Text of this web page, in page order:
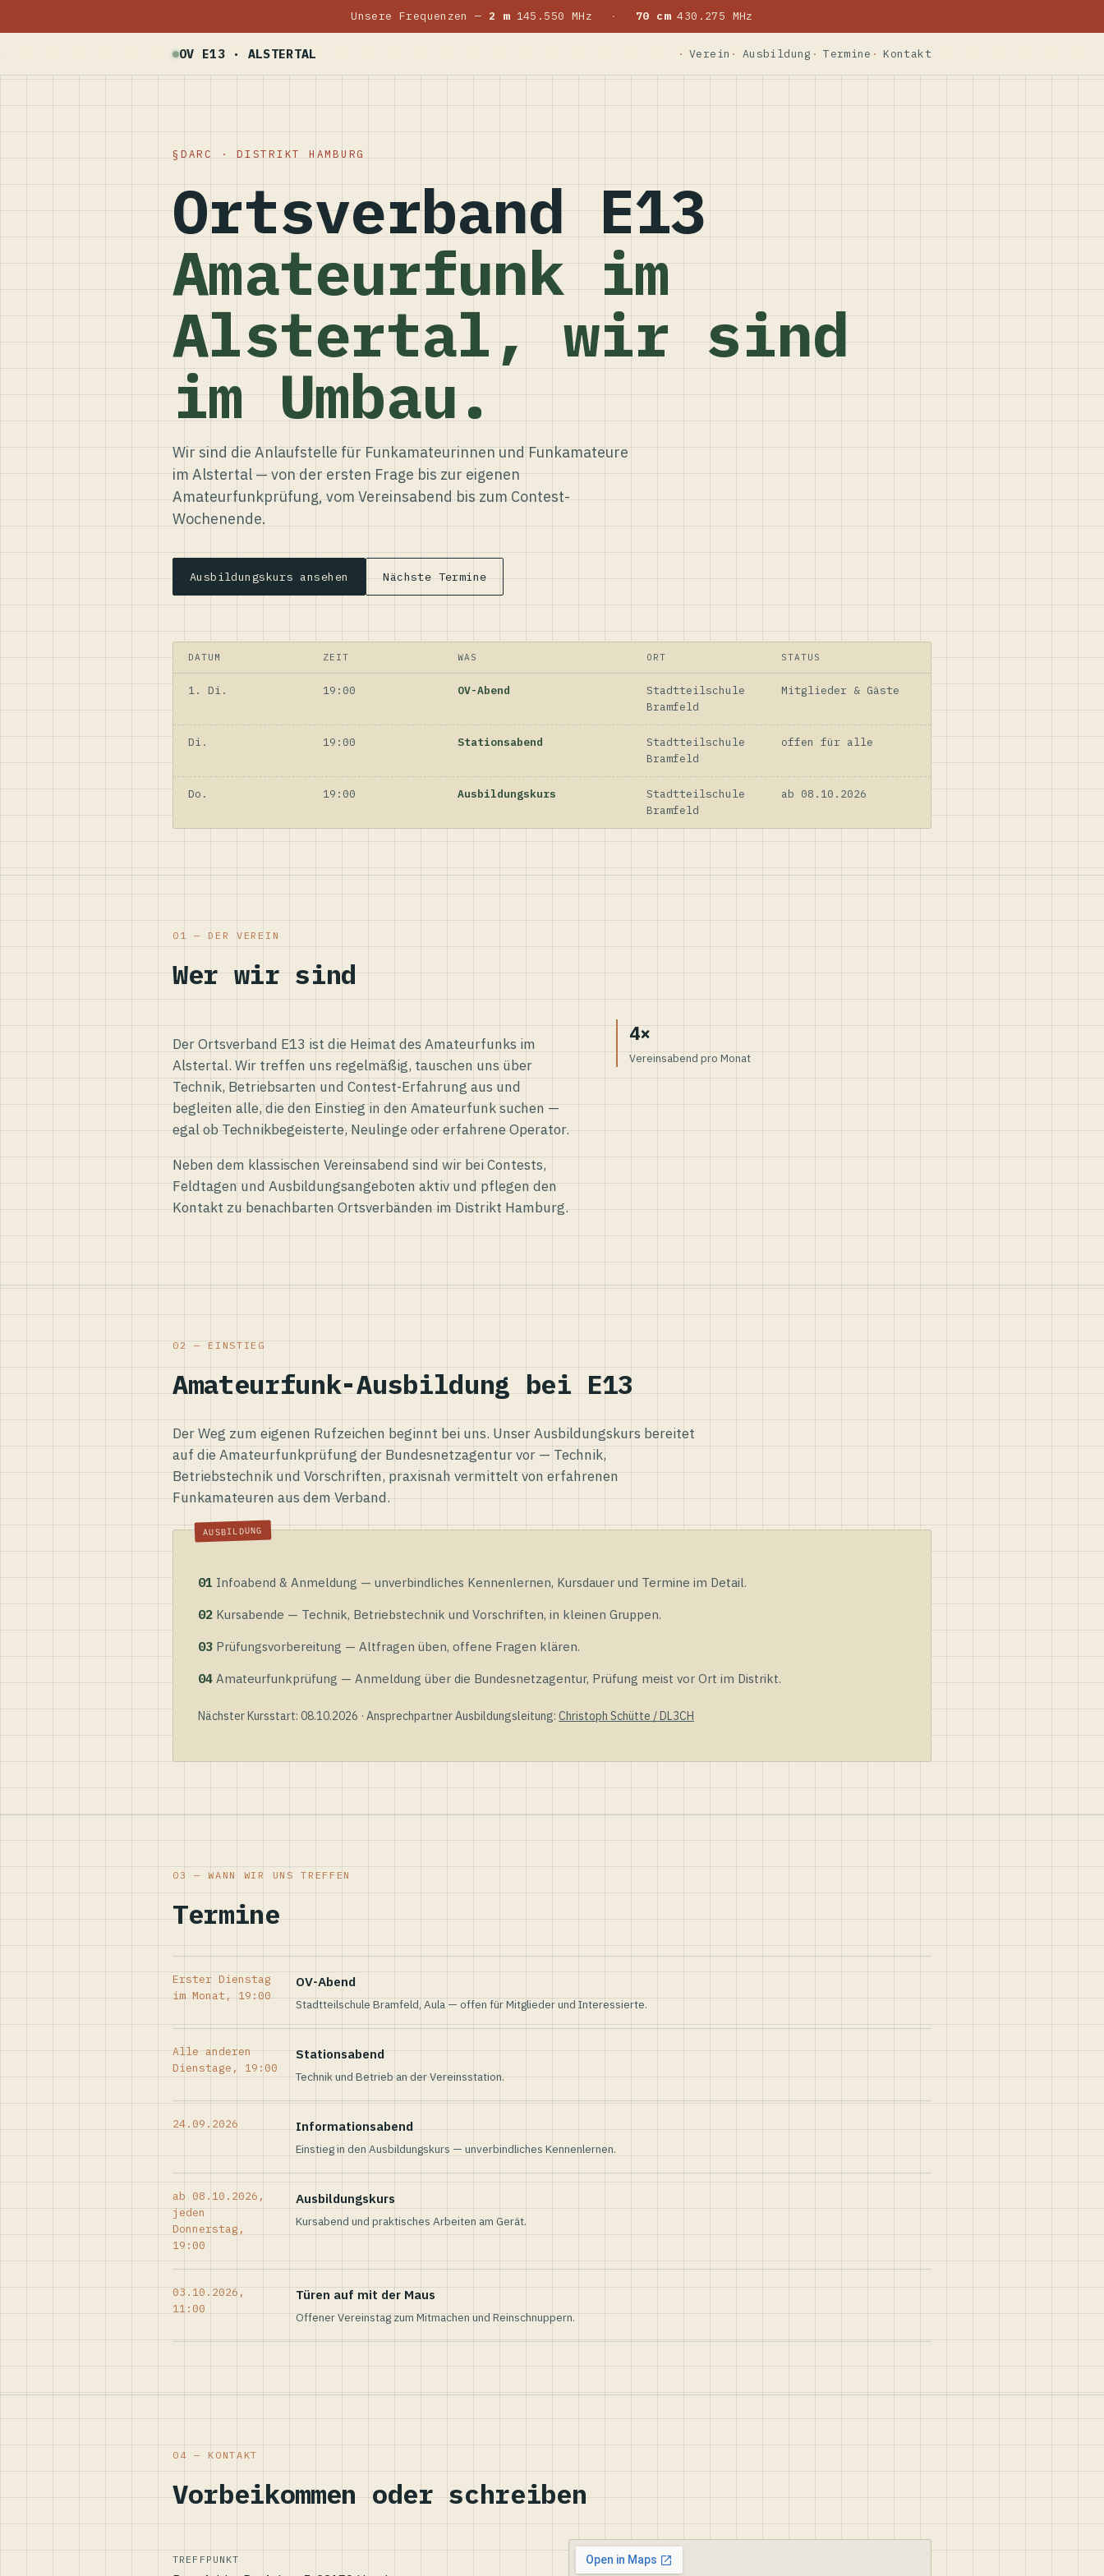
Unsere Frequenzen — 2 m145.550 MHz · 70 cm430.275 MHz
OV E13 · ALSTERTAL Verein Ausbildung Termine Kontakt
DARC · DISTRIKT HAMBURG
Ortsverband E13
Amateurfunk im
Alstertal, wir sind
im Umbau.
Wir sind die Anlaufstelle für Funkamateurinnen und Funkamateure
im Alstertal — von der ersten Frage bis zur eigenen
Amateurfunkprüfung, vom Vereinsabend bis zum Contest-
Wochenende.
Ausbildungskurs ansehen Nächste Termine
DATUM ZEIT WAS ORT STATUS
1. Di. 19:00 OV-Abend
Stadtteilschule
Bramfeld
Mitglieder & Gäste
Di. 19:00 Stationsabend
Stadtteilschule
Bramfeld
offen für alle
Do. 19:00 Ausbildungskurs
Stadtteilschule
Bramfeld
ab 08.10.2026
01 — DER VEREIN
Wer wir sind
Der Ortsverband E13 ist die Heimat des Amateurfunks im
Alstertal. Wir treffen uns regelmäßig, tauschen uns über
Technik, Betriebsarten und Contest-Erfahrung aus und
begleiten alle, die den Einstieg in den Amateurfunk suchen —
egal ob Technikbegeisterte, Neulinge oder erfahrene Operator.
Neben dem klassischen Vereinsabend sind wir bei Contests,
Feldtagen und Ausbildungsangeboten aktiv und pflegen den
Kontakt zu benachbarten Ortsverbänden im Distrikt Hamburg.
4×
Vereinsabend pro Monat
02 — EINSTIEG
Amateurfunk-Ausbildung bei E13
Der Weg zum eigenen Rufzeichen beginnt bei uns. Unser Ausbildungskurs bereitet
auf die Amateurfunkprüfung der Bundesnetzagentur vor — Technik,
Betriebstechnik und Vorschriften, praxisnah vermittelt von erfahrenen
Funkamateuren aus dem Verband.
01 Infoabend & Anmeldung — unverbindliches Kennenlernen, Kursdauer und Termine im Detail.
02 Kursabende — Technik, Betriebstechnik und Vorschriften, in kleinen Gruppen.
03 Prüfungsvorbereitung — Altfragen üben, offene Fragen klären.
04 Amateurfunkprüfung — Anmeldung über die Bundesnetzagentur, Prüfung meist vor Ort im Distrikt.
Nächster Kursstart: 08.10.2026 · Ansprechpartner Ausbildungsleitung: Christoph Schütte / DL3CH
03 — WANN WIR UNS TREFFEN
Termine
Erster Dienstag
im Monat, 19:00
OV-Abend
Stadtteilschule Bramfeld, Aula — offen für Mitglieder und Interessierte.
Alle anderen
Dienstage, 19:00
Stationsabend
Technik und Betrieb an der Vereinsstation.
24.09.2026 Informationsabend
Einstieg in den Ausbildungskurs — unverbindliches Kennenlernen.
ab 08.10.2026,
jeden
Donnerstag,
19:00
Ausbildungskurs
Kursabend und praktisches Arbeiten am Gerät.
03.10.2026,
11:00
Türen auf mit der Maus
Offener Vereinstag zum Mitmachen und Reinschnuppern.
04 — KONTAKT
Vorbeikommen oder schreiben
TREFFPUNKT